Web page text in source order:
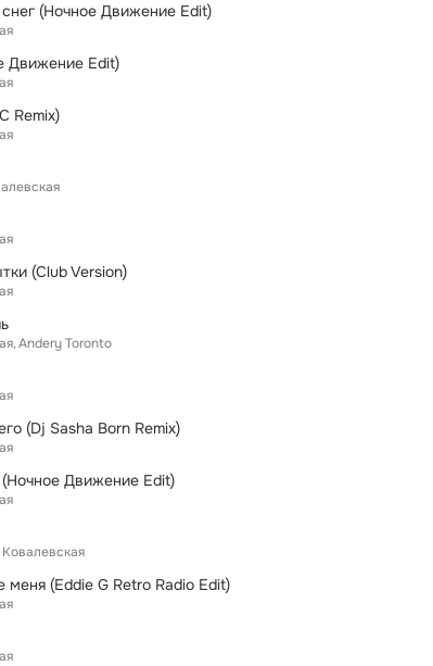
(Ночное Движение Edit)
Движение Edit)
Remix)
(Club Version)
Andery Toronto
(Dj Sasha Born Remix)
Движение Edit)
меня (Eddie G Retro Radio Edit)